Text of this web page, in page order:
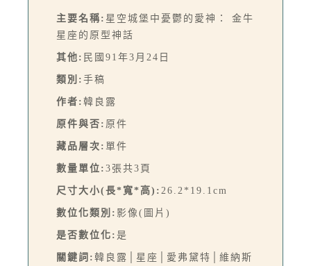
主要名稱: 星空城堡中憂鬱的愛神： 金牛
星座的原型神話
其他: 民國91年3月24日
類別: 手稿
作者: 韓良露
原件與否: 原件
藏品層次: 單件
數量單位: 3張共3頁
尺寸大小(長*寬*高): 26.2*19.1cm
數位化類別: 影像(圖片)
是否數位化: 是
關鍵詞: 韓良露│星座│愛弗黛特│維納斯